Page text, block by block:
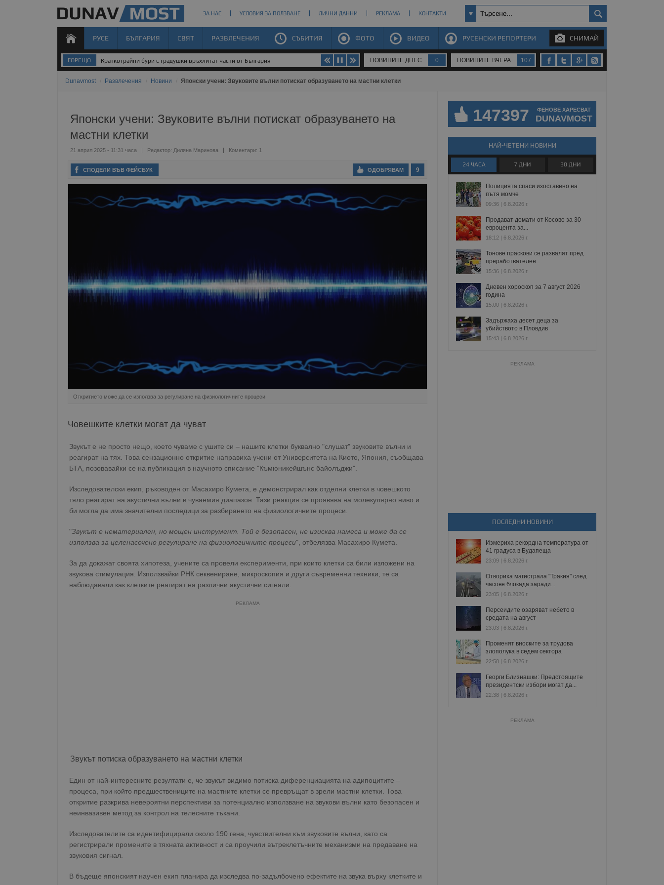
ЗА НАС УСЛОВИЯ ЗА ПОЛЗВАНЕ ЛИЧНИ ДАННИ РЕКЛАМА КОНТАКТИ
РУСЕ БЪЛГАРИЯ СВЯТ РАЗВЛЕЧЕНИЯ СЪБИТИЯ ФОТО ВИДЕО РУСЕНСКИ РЕПОРТЕРИ СНИМАЙ
ГОРЕЩО Краткотрайни бури с градушки връхлитат части от България НОВИНИТЕ ДНЕС 0 НОВИНИТЕ ВЧЕРА 107
Dunavmost Развлечения Новини Японски учени: Звуковите вълни потискат образуването на мастни клетки
Японски учени: Звуковите вълни потискат образуването на
мастни клетки
21 април 2025 - 11:31 часа Редактор: Диляна Маринова Коментари: 1
СПОДЕЛИ ВЪВ ФЕЙСБУК 9
ОДОБРЯВАМ
Откритието може да се използва за регулиране на физиологичните процеси
Човешките клетки могат да чуват
Звукът е не просто нещо, което чуваме с ушите си – нашите клетки буквално "слушат" звуковите вълни и
реагират на тях. Това сензационно откритие направиха учени от Университета на Киото, Япония, съобщава
БТА, позовавайки се на публикация в научното списание "Къмюникейшънс байолъджи".
Изследователски екип, ръководен от Масахиро Кумета, е демонстрирал как отделни клетки в човешкото
тяло реагират на акустични вълни в чуваемия диапазон. Тази реакция се проявява на молекулярно ниво и
би могла да има значителни последици за разбирането на физиологичните процеси.
"Звукът е нематериален, но мощен инструмент. Той е безопасен, не изисква намеса и може да се
използва за целенасочено регулиране на физиологичните процеси", отбелязва Масахиро Кумета.
За да докажат своята хипотеза, учените са провели експерименти, при които клетки са били изложени на
звукова стимулация. Използвайки РНК секвениране, микроскопия и други съвременни техники, те са
наблюдавали как клетките реагират на различни акустични сигнали.
РЕКЛАМА
Звукът потиска образуването на мастни клетки
Един от най-интересните резултати е, че звукът видимо потиска диференциацията на адипоцитите –
процеса, при който предшествениците на мастните клетки се превръщат в зрели мастни клетки. Това
откритие разкрива невероятни перспективи за потенциално използване на звукови вълни като безопасен и
неинвазивен метод за контрол на телесните тъкани.
Изследователите са идентифицирали около 190 гена, чувствителни към звуковите вълни, като са
регистрирали промените в тяхната активност и са проучили вътреклетъчните механизми на предаване на
звуковия сигнал.
В бъдеще японският научен екип планира да изследва по-задълбочено ефектите на звука върху клетките и
147397 ФЕНОВЕ ХАРЕСВАТ
DUNAVMOST
НАЙ-ЧЕТЕНИ НОВИНИ
24 ЧАСА 7 ДНИ 30 ДНИ
Полицията спаси изоставено на
пътя момче
09:36 | 6.8.2026 г.
Продават домати от Косово за 30
евроцента за...
18:12 | 6.8.2026 г.
Тонове праскови се развалят пред
преработвателен...
15:36 | 6.8.2026 г.
Дневен хороскоп за 7 август 2026
година
15:00 | 6.8.2026 г.
Задържаха десет деца за
убийството в Пловдив
15:43 | 6.8.2026 г.
РЕКЛАМА
ПОСЛЕДНИ НОВИНИ
Измериха рекордна температура от
41 градуса в Будапеща
23:09 | 6.8.2026 г.
Отвориха магистрала "Тракия" след
часове блокада заради...
23:05 | 6.8.2026 г.
Персеидите озаряват небето в
средата на август
23:03 | 6.8.2026 г.
Променят вноските за трудова
злополука в седем сектора
22:58 | 6.8.2026 г.
Георги Близнашки: Предстоящите
президентски избори могат да...
22:38 | 6.8.2026 г.
РЕКЛАМА